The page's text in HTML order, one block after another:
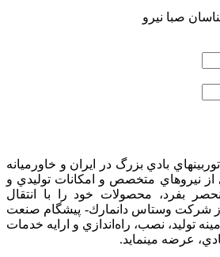
صبا نیرو
بادي بزرگ در ايران و خاورميانه
از نيروهاي متخصص و امكانات توليدي و
بفرد، محصولات خود را با انتقال
شركت وستاس دانمارك- پيشگام صنعت
توليد، نصب، راه‌اندازي و ارايه خدمات
عرضه مينمايد.